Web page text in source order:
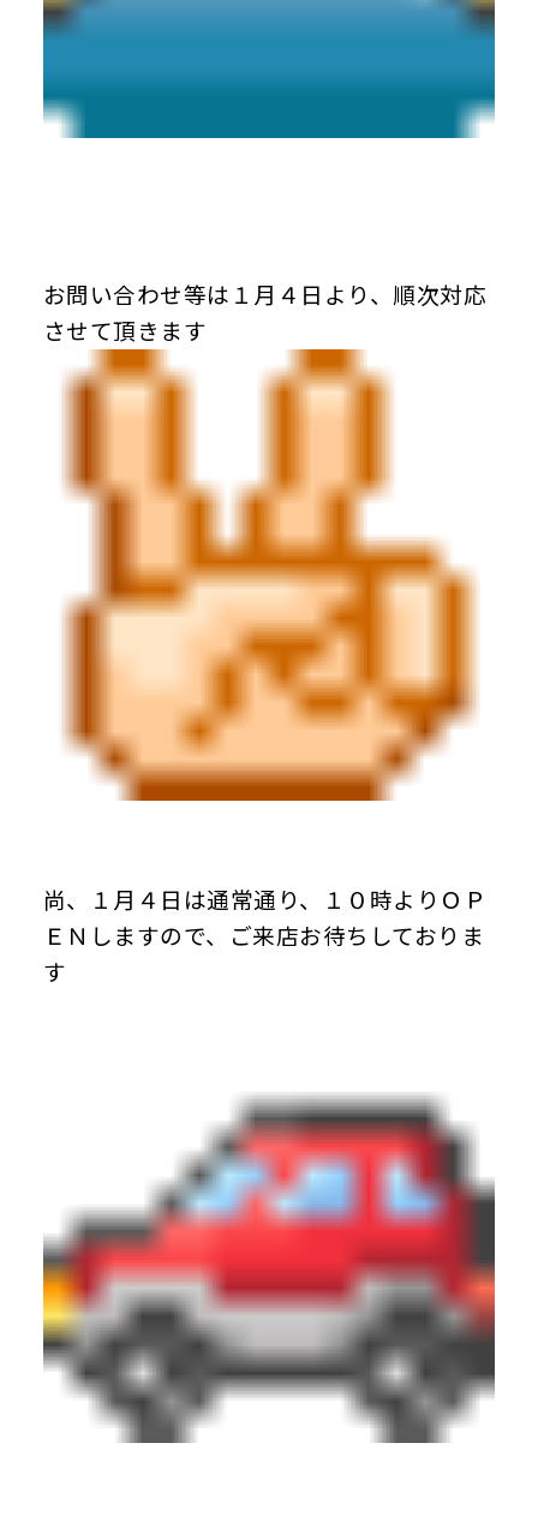
お問い合わせ等は１月４日より、順次対応
させて頂きます
尚、１月４日は通常通り、１０時よりＯＰ
ＥＮしますので、ご来店お待ちしておりま
す